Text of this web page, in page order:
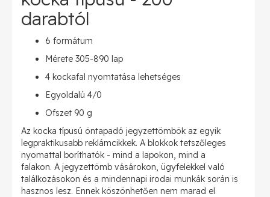
darabtól
6 formátum
Mérete 305-890 lap
4 kockafal nyomtatása lehetséges
Egyoldalú 4/0
Ofszet 90 g
Az kocka típusú öntapadó jegyzettömbök az egyik
legpraktikusabb reklámcikkek. A blokkok tetszőleges
nyomattal boríthatók - mind a lapokon, mind a
falakon. A jegyzettömb vásárokon, ügyfelekkel való
találkozásokon és a mindennapi irodai munkák során is
hasznos lesz. Ennek köszönhetően nem marad el